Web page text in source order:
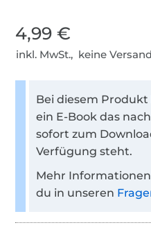
4,99 €
inkl. MwSt., keine
Bei diesem
ein E-Book das
sofort zum
Verfügung steht.
Mehr
du in unseren